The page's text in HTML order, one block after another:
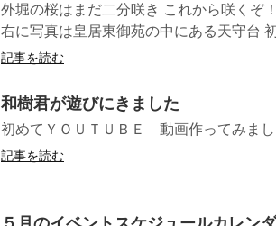
外堀の桜はまだ二分咲き これから咲くぞ
右に写真は皇居東御苑の中にある天守台
記事を読む
和樹君が遊びにきました
初めてＹＯＵＴＵＢＥ 動画作ってみまし
記事を読む